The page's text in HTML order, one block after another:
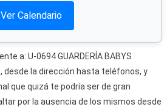
Ver Calendario
a: U-0694 GUARDERÍA BABYS
desde la dirección hasta teléfonos, y
que quizá te podría ser de gran
por la ausencia de los mismos desde